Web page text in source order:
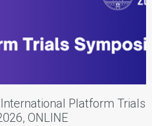
Platform Trials
ONLINE